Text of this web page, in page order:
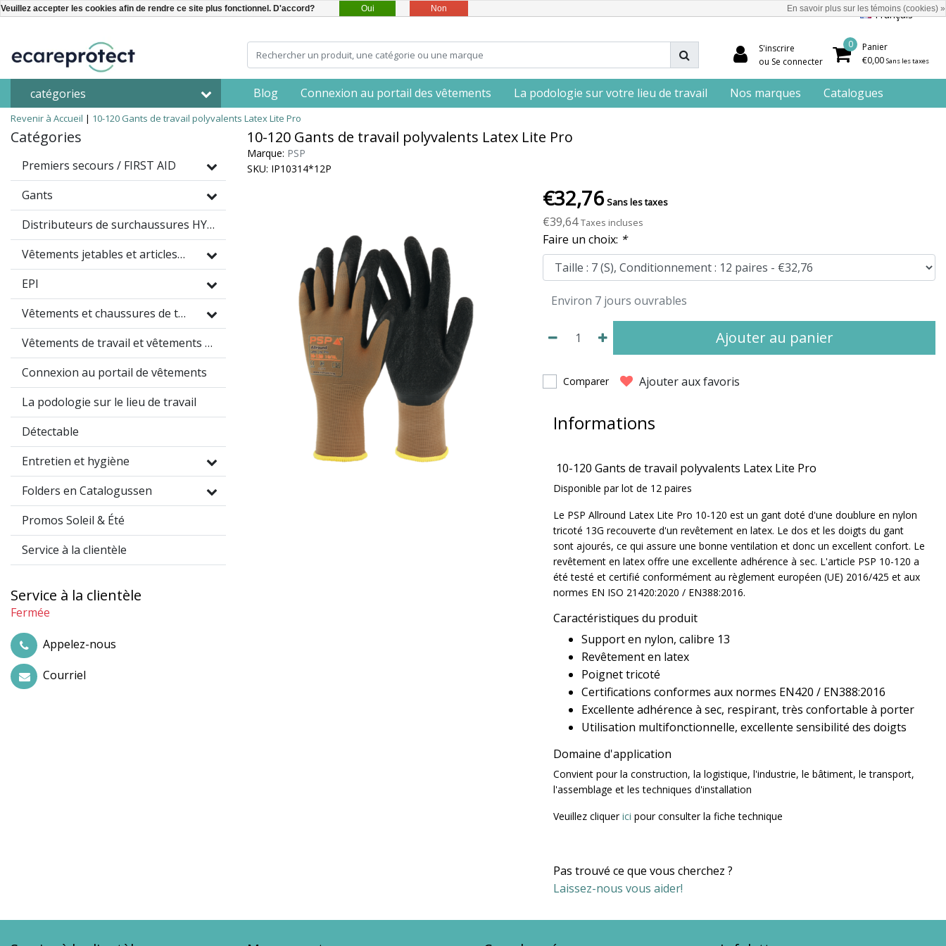
Français
S'inscrire
ou Se connecter
0
Panier
€0,00 Sans les taxes
catégories Blog Connexion au portail des vêtements La podologie sur votre lieu de travail Nos marques Catalogues
Revenir à Accueil | 10-120 Gants de travail polyvalents Latex Lite Pro
Catégories
Premiers secours / FIRST AID
Gants
Distributeurs de surchaussures HYGOMAT
Vêtements jetables et articles à usage unique
EPI
Vêtements et chaussures de travail
Vêtements de travail et vêtements promotionnels
Connexion au portail de vêtements
La podologie sur le lieu de travail
Détectable
Entretien et hygiène
Folders en Catalogussen
Promos Soleil & Été
Service à la clientèle
Service à la clientèle
Fermée
Appelez-nous
Courriel
10-120 Gants de travail polyvalents Latex Lite Pro
Marque: PSP
SKU: IP10314*12P
€32,76 Sans les taxes
€39,64 Taxes incluses
Faire un choix: *
Environ 7 jours ouvrables
Ajouter au panier
Comparer Ajouter aux favoris
Informations
10-120 Gants de travail polyvalents Latex Lite Pro
Disponible par lot de 12 paires
Le PSP Allround Latex Lite Pro 10-120 est un gant doté d'une doublure en nylon
tricoté 13G recouverte d'un revêtement en latex. Le dos et les doigts du gant
sont ajourés, ce qui assure une bonne ventilation et donc un excellent confort. Le
revêtement en latex offre une excellente adhérence à sec. L'article PSP 10-120 a
été testé et certifié conformément au règlement européen (UE) 2016/425 et aux
normes EN ISO 21420:2020 / EN388:2016.
Caractéristiques du produit
Support en nylon, calibre 13
Revêtement en latex
Poignet tricoté
Certifications conformes aux normes EN420 / EN388:2016
Excellente adhérence à sec, respirant, très confortable à porter
Utilisation multifonctionnelle, excellente sensibilité des doigts
Domaine d'application
Convient pour la construction, la logistique, l'industrie, le bâtiment, le transport,
l'assemblage et les techniques d'installation
Veuillez cliquerici pour consulter la fiche technique
Pas trouvé ce que vous cherchez ?
Laissez-nous vous aider!
Veuillez accepter les cookies afin de rendre ce site plus fonctionnel. D'accord? Oui Non En savoir plus sur les témoins (cookies) »